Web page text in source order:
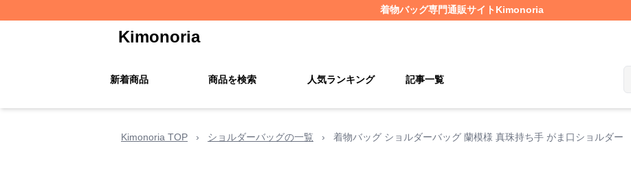
着物バッグ専門通販サイト Kimonoria
Kimonoria
新着商品 商品を検索 人気ランキング 記事一覧
Kimonoria TOP › ショルダーバッグの一覧 › 着物バッグ ショルダーバッグ 蘭模様 真珠持ち手 がま口ショルダー